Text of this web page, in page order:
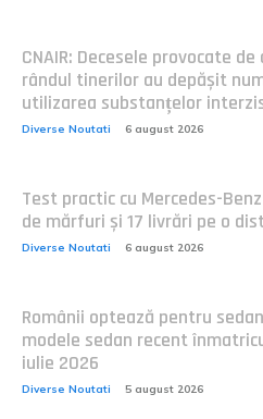
CNAIR: Decesele provocate
rândul tinerilor au depășit
utilizarea substanțelor
Diverse Noutati 6 august 2026
Test practic cu Mercedes-
de mărfuri și 17 livrări pe o
Diverse Noutati 6 august 2026
Românii optează pentru
modele sedan recent
iulie 2026
Diverse Noutati 5 august 2026